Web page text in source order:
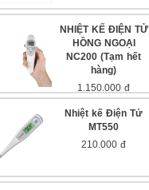
NHIỆT KẾ ĐIỆN TỬ
HỒNG NGOẠI
NC200 (Tạm hết
hàng)
1.150.000 đ
Nhiệt kế Điện Tử
MT550
210.000 đ